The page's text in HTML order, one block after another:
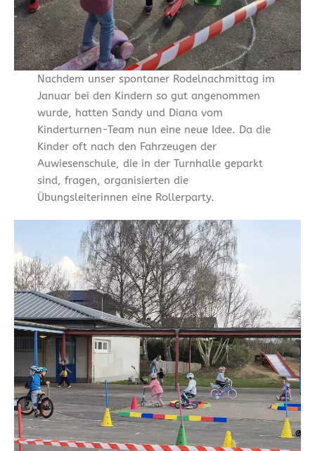
Nachdem unser spontaner Rodelnachmittag im
Januar bei den Kindern so gut angenommen
wurde, hatten Sandy und Diana vom
Kinderturnen-Team nun eine neue Idee. Da die
Kinder oft nach den Fahrzeugen der
Auwiesenschule, die in der Turnhalle geparkt
sind, fragen, organisierten die
Übungsleiterinnen eine Rollerparty.